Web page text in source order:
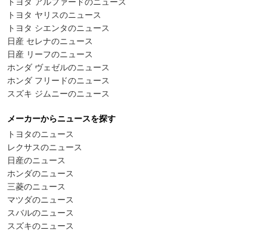
トヨタ ヤリスのニュース
トヨタ シエンタのニュース
日産 セレナのニュース
日産 リーフのニュース
ホンダ ヴェゼルのニュース
ホンダ フリードのニュース
スズキ ジムニーのニュース
メーカーからニュースを探す
トヨタのニュース
レクサスのニュース
日産のニュース
ホンダのニュース
三菱のニュース
マツダのニュース
スバルのニュース
スズキのニュース